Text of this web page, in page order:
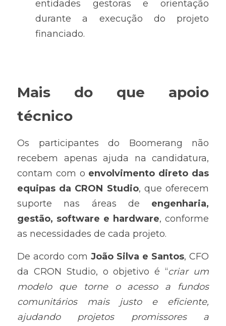
entidades gestoras e orientação
durante a execução do projeto
financiado.
Mais do que apoio
técnico
Os participantes do Boomerang não
recebem apenas ajuda na candidatura,
contam com o envolvimento direto das
equipas da CRON Studio, que oferecem
suporte nas áreas de engenharia,
gestão, software e hardware, conforme
as necessidades de cada projeto.
De acordo com João Silva e Santos, CFO
da CRON Studio, o objetivo é “criar um
modelo que torne o acesso a fundos
comunitários mais justo e eficiente,
ajudando projetos promissores a